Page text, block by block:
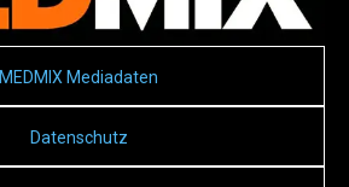
MEDMIX Mediadaten
Datenschutz